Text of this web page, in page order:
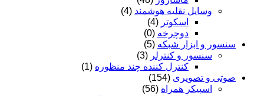
وسایل نقلیه هوشمند (4)
اسکوتر (4)
دوچرخه (0)
سنسور و ابزار شبکه (5)
سنسور و کنترلر (3)
کنترل کننده چند منظوره (1)
صوتی و تصویری (154)
اسپیکر همراه (56)